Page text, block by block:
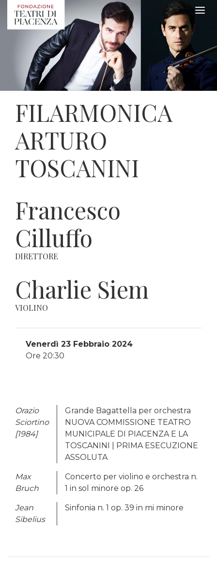
FILARMONICA
ARTURO
TOSCANINI
Francesco
Cilluffo
DIRETTORE
Charlie Siem
VIOLINO
Venerdì 23 Febbraio 2024
Ore 20:30
Orazio
Sciortino
[1984]
Grande Bagattella per orchestra
NUOVA COMMISSIONE TEATRO
MUNICIPALE DI PIACENZA E LA
TOSCANINI | PRIMA ESECUZIONE
ASSOLUTA
Max
Bruch
Concerto per violino e orchestra n.
1 in sol minore op. 26
Jean
Sibelius
Sinfonia n. 1 op. 39 in mi minore